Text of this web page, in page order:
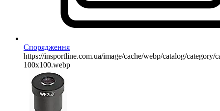
Спорядження
https://insportline.com.ua/image/cache/webp/catalog/category/
100x100.webp